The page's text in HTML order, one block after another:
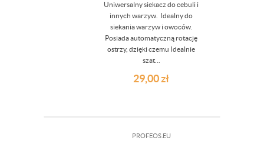
Uniwersalny siekacz do cebuli i
innych warzyw. Idealny do
siekania warzyw i owoców.
Posiada automatyczną rotację
ostrzy, dzięki czemu Idealnie
szat...
29,00zł
PROFEOS.EU